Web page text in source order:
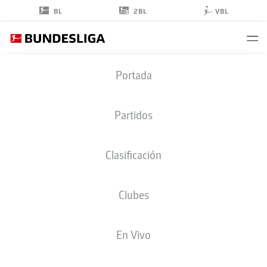
BL 2BL VBL
Portada
Partidos
Clasificación
Clubes
En Vivo
BORUSSIA MÖNCHENGLADBACH